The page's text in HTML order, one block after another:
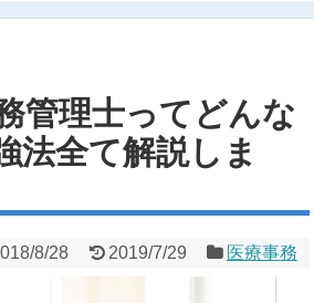
管理士ってどんな
法全て解説しま
8/28 2019/7/29 医療事務